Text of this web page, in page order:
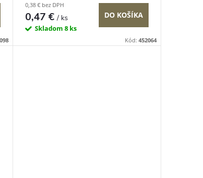
0,38 € bez DPH
0,47 €/ ks
Skladom 8 ks
DO KOŠÍKA
Kód: 452064